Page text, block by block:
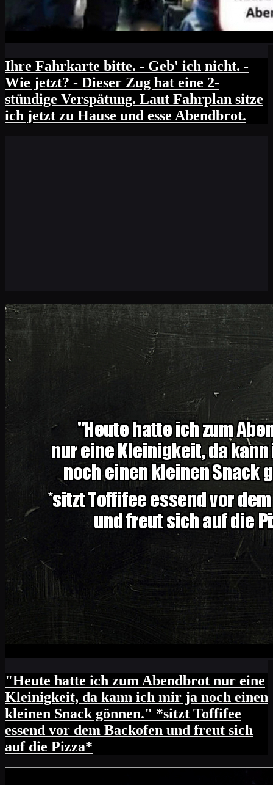
Ihre Fahrkarte bitte. - Geb' ich nicht. -
Wie jetzt? - Dieser Zug hat eine 2-
stündige Verspätung. Laut Fahrplan sitze
ich jetzt zu Hause und esse Abendbrot.
"Heute hatte ich zum Abendbrot nur eine
Kleinigkeit, da kann ich mir ja noch einen
kleinen Snack gönnen." *sitzt Toffifee
essend vor dem Backofen und freut sich
auf die Pizza*